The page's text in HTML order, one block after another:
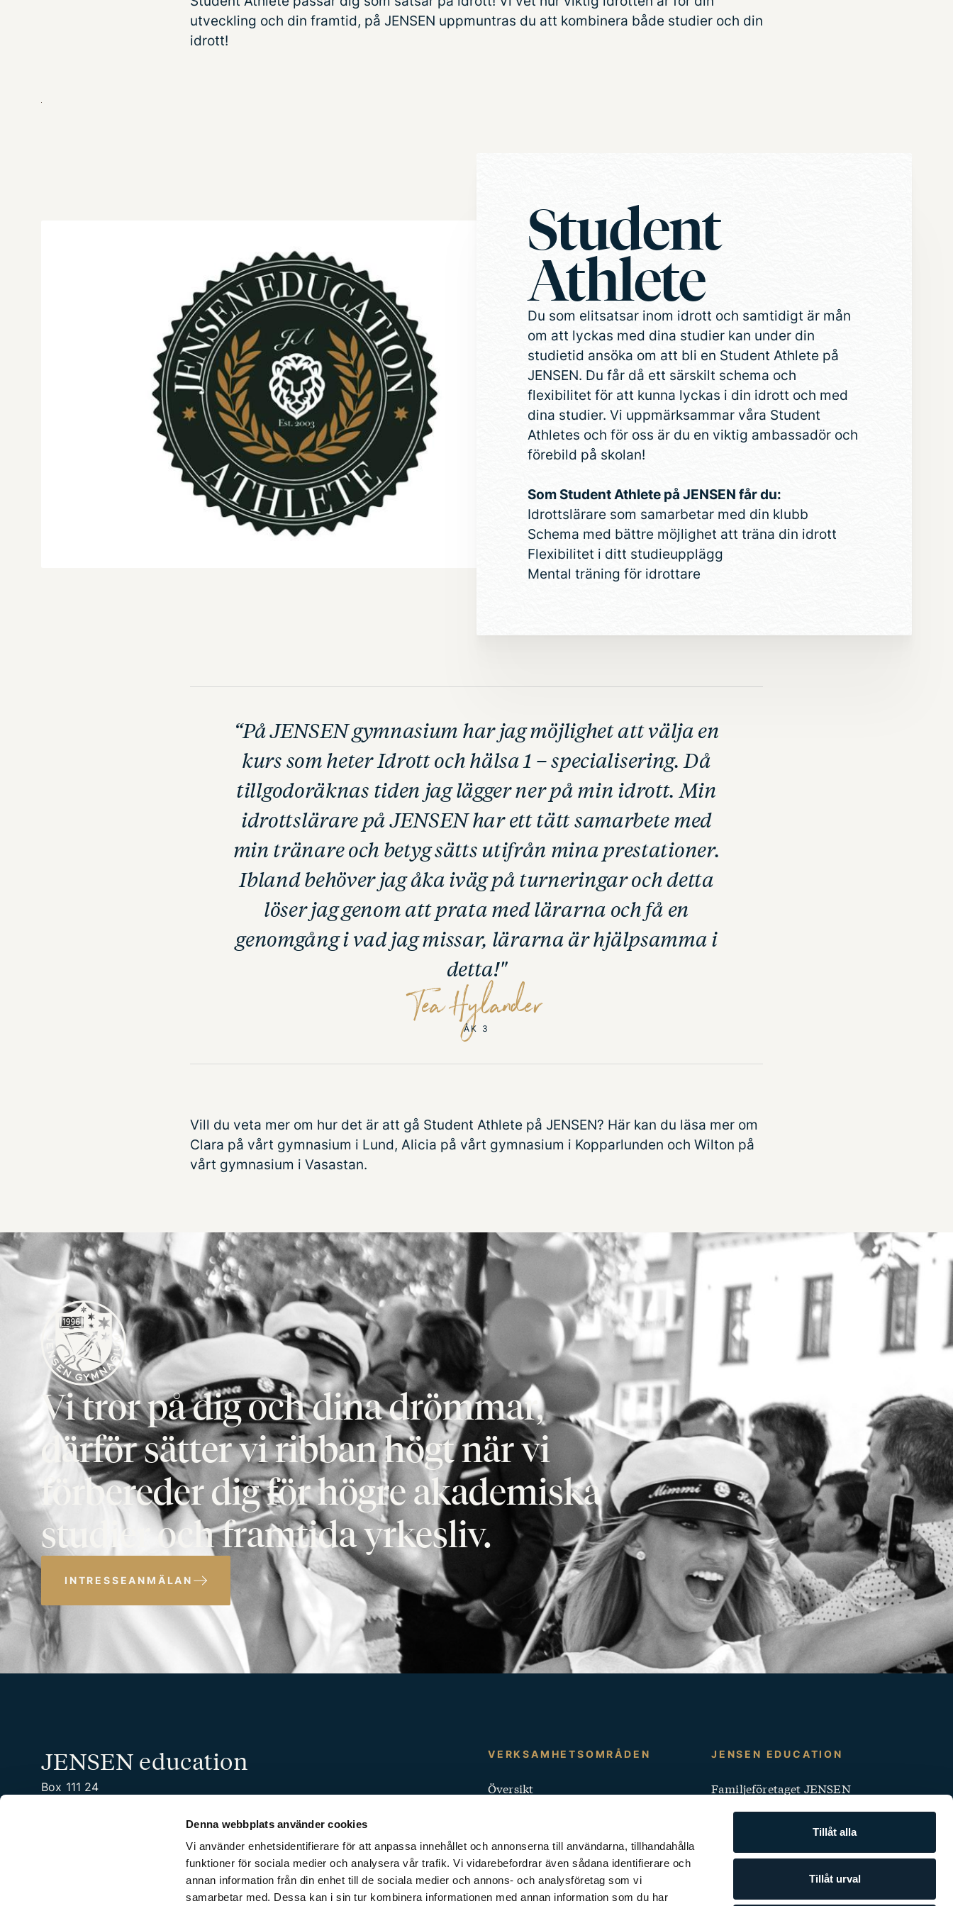
Denna webbplats använder cookies
Vi använder enhetsidentifierare för att anpassa innehållet och annonserna till användarna, tillhandahålla
funktioner för sociala medier och analysera vår trafik. Vi vidarebefordrar även sådana identifierare och
annan information från din enhet till de sociala medier och annons- och analysföretag som vi
samarbetar med. Dessa kan i sin tur kombinera informationen med annan information som du har
Tillåt alla
Tillåt urval
utveckling och din framtid, på JENSEN uppmuntras du att kombinera både studier och din
idrott!
Student
Athlete
Du som elitsatsar inom idrott och samtidigt är mån
om att lyckas med dina studier kan under din
studietid ansöka om att bli en Student Athlete på
JENSEN. Du får då ett särskilt schema och
flexibilitet för att kunna lyckas i din idrott och med
dina studier. Vi uppmärksammar våra Student
Athletes och för oss är du en viktig ambassadör och
förebild på skolan!
Som Student Athlete på JENSEN får du:
Idrottslärare som samarbetar med din klubb
Schema med bättre möjlighet att träna din idrott
Flexibilitet i ditt studieupplägg
Mental träning för idrottare
“På JENSEN gymnasium har jag möjlighet att välja en
kurs som heter Idrott och hälsa 1 – specialisering. Då
tillgodoräknas tiden jag lägger ner på min idrott. Min
idrottslärare på JENSEN har ett tätt samarbete med
min tränare och betyg sätts utifrån mina prestationer.
Ibland behöver jag åka iväg på turneringar och detta
löser jag genom att prata med lärarna och få en
genomgång i vad jag missar, lärarna är hjälpsamma i
detta!"
Tea Hylander
ÅK 3
Vill du veta mer om hur det är att gå Student Athlete på JENSEN? Här kan du läsa mer om
Clara på vårt gymnasium i Lund, Alicia på vårt gymnasium i Kopparlunden och Wilton på
vårt gymnasium i Vasastan.
Vi tror på dig och dina drömmar,
därför sätter vi ribban högt när vi
förbereder dig för högre akademiska
studier och framtida yrkesliv.
INTRESSEANMÄLAN
JENSEN education
Box 111 24
Kontakt
Snabblänkar
VERKSAMHETSOMRÅDEN
Översikt
Grundskola
Yrkeshögskola
JENSEN EDUCATION
Familjeföretaget JENSEN
Jobba på JENSEN
Klagomålshantering